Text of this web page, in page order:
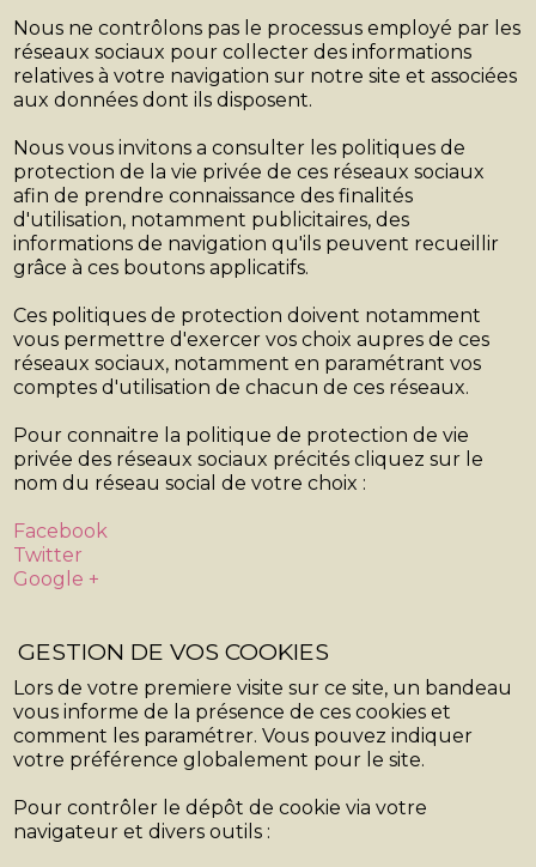
Nous ne contrôlons pas le processus employé par les
réseaux sociaux pour collecter des informations
relatives à votre navigation sur notre site et associées
aux données dont ils disposent.
Nous vous invitons a consulter les politiques de
protection de la vie privée de ces réseaux sociaux
afin de prendre connaissance des finalités
d'utilisation, notamment publicitaires, des
informations de navigation qu'ils peuvent recueillir
grâce à ces boutons applicatifs.
Ces politiques de protection doivent notamment
vous permettre d'exercer vos choix aupres de ces
réseaux sociaux, notamment en paramétrant vos
comptes d'utilisation de chacun de ces réseaux.
Pour connaitre la politique de protection de vie
privée des réseaux sociaux précités cliquez sur le
nom du réseau social de votre choix :
Facebook
Twitter
Google +
GESTION DE VOS COOKIES
Lors de votre premiere visite sur ce site, un bandeau
vous informe de la présence de ces cookies et
comment les paramétrer. Vous pouvez indiquer
votre préférence globalement pour le site.
Pour contrôler le dépôt de cookie via votre
navigateur et divers outils :